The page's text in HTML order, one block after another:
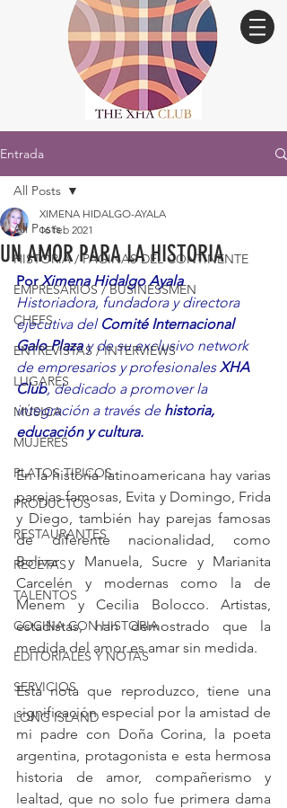
Entrada
All Posts
HISTORIA / PÁGINAS DEL CONTINENTE
EMPRESARIOS / BUSINESSMEN
CHEFS
ENTREVISTAS / INTERVIEWS
LUGARES
MÚSICA
MUJERES
PLATOS TIPICOS
PRODUCTOS
RESTAURANTES
RECETAS
TALENTOS
COCINA CON HISTORIA
EDITORIALES Y NOTAS
SERVICIOS
LONG ISLAND
All Posts
UN AMOR PARA LA HISTORIA
XIMENA HIDALGO-AYALA
16 feb 2021
Por Ximena Hidalgo Ayala
Historiadora, fundadora y directora
ejecutiva del Comité Internacional
Galo Plaza y de su exclusivo network
de empresarios y profesionales XHA
Club, dedicado a promover la
integración a través de historia,
educación y cultura.
En la historia latinoamericana hay varias
parejas famosas, Evita y Domingo, Frida
y Diego, también hay parejas famosas
de diferente nacionalidad, como
Bolivar y Manuela, Sucre y Marianita
Carcelén y modernas como la de
Menem y Cecilia Bolocco. Artistas,
estadistas, han demostrado que la
medida del amor es amar sin medida.
Esta nota que reproduzco, tiene una
significación especial por la amistad de
mi padre con Doña Corina, la poeta
argentina, protagonista e esta hermosa
historia de amor, compañerismo y
lealtad, que no solo fue primera dama